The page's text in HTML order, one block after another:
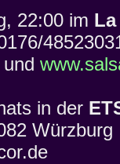
22:00 im
und
in der
Würzburg